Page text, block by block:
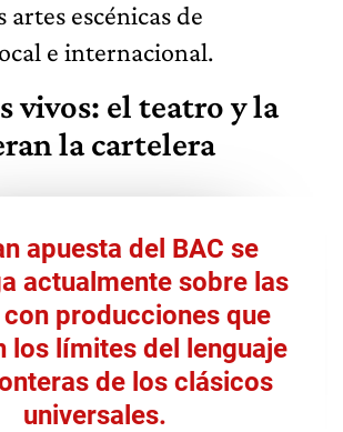
artes escénicas de
e internacional.
vivos: el teatro y la
la cartelera
apuesta del BAC se
actualmente sobre las
producciones que
los límites del lenguaje
de los clásicos
universales.